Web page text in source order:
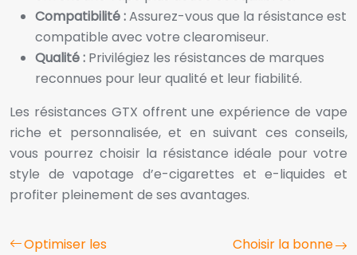
Compatibilité :Assurez-vous que la résistance est
compatible avec votre clearomiseur.
Qualité : Privilégiez les résistances de marques
reconnues pour leur qualité et leur fiabilité.
Les résistances GTX offrent une expérience de vape
riche et personnalisée, et en suivant ces conseils,
vous pourrez choisir la résistance idéale pour votre
style de vapotage d’e-cigarettes et e-liquides et
profiter pleinement de ses avantages.
Optimiser les
Choisir la bonne